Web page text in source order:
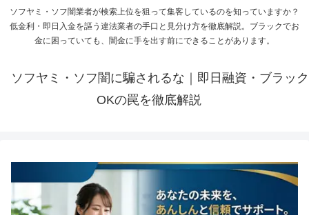
ソフヤミ・ソフ闇業者が検索上位を狙って集客しているのを知っていますか？
低金利・即日入金を謳う違法業者の手口と見分け方を徹底解説。ブラックでお
金に困っていても、闇金に手を出す前にできることがあります。
ソフヤミ・ソフ闇に騙されるな｜即日融資・ブラック
OKの罠を徹底解説